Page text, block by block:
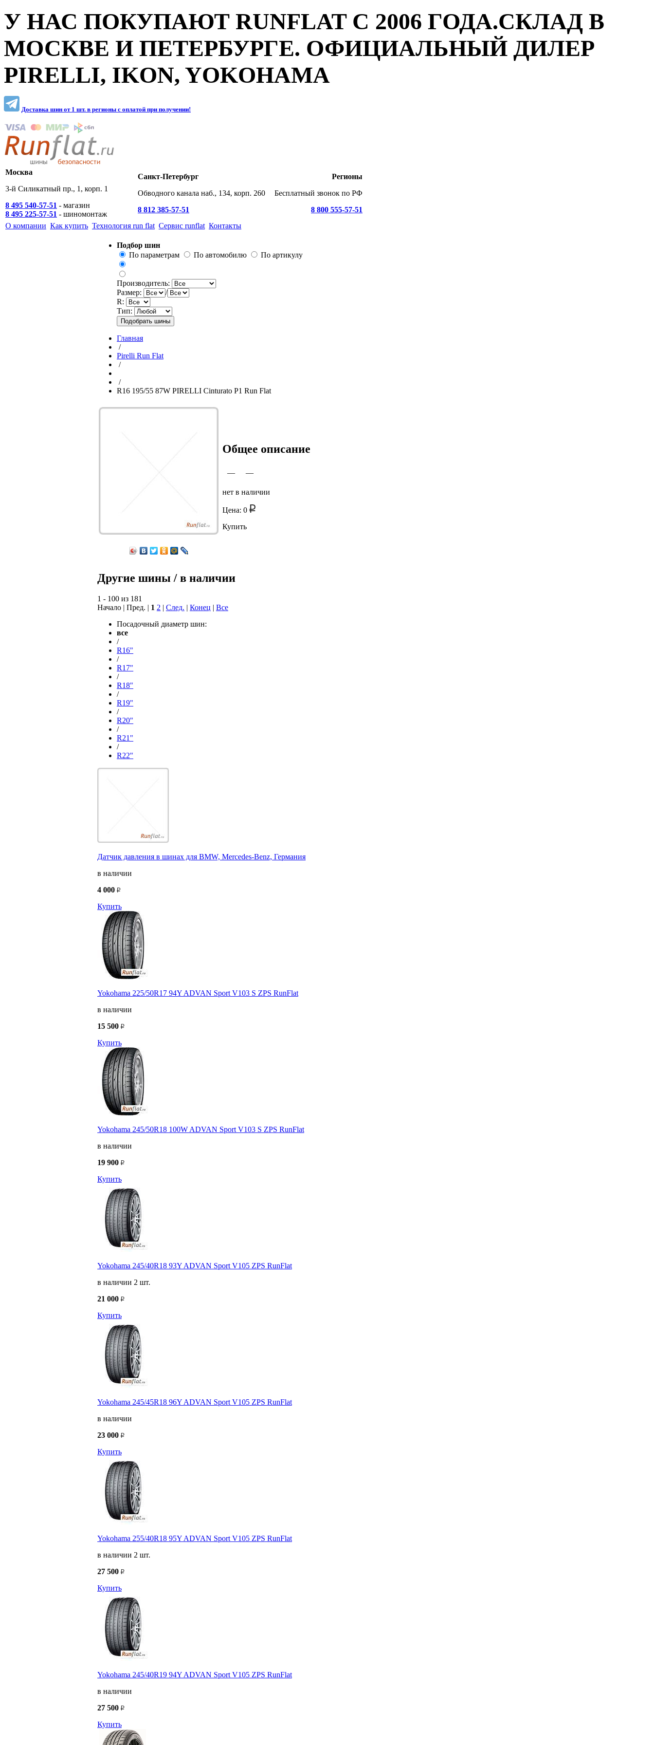
У НАС ПОКУПАЮТ RUNFLAT С 2006 ГОДА.СКЛАД В
МОСКВЕ И ПЕТЕРБУРГЕ. ОФИЦИАЛЬНЫЙ ДИЛЕР
PIRELLI, IKON, YOKOHAMA
Доставка шин от 1 шт. в регионы c оплатой при получении!
Москва
3-й Силикатный пр., 1, корп. 1
8 495 540-57-51 - магазин
8 495 225-57-51 - шиномонтаж
Санкт-Петербург
Обводного канала наб., 134, корп. 260
8 812 385-57-51
Регионы
Бесплатный звонок по РФ
8 800 555-57-51
О компании Как купить Технология run flat Сервис runflat Контакты
Подбор шин
По параметрам
По автомобилю По артикулу
Производитель:
Размер:
/
R:
Тип:
Главная
/
Pirelli Run Flat
/
/
R16 195/55 87W PIRELLI Cinturato P1 Run Flat
Общее описание
— —
нет в наличии
Цена: 0
Купить
Другие шины / в наличии
1 - 100 из 181
Начало | Пред. | 1 2 | След. | Конец | Все
Посадочный диаметр шин:
все
/
R16"
/
R17"
/
R18"
/
R19"
/
R20"
/
R21"
/
R22"
Датчик давления в шинах для BMW, Mercedes-Benz, Германия
в наличии
4 000
Купить
Yokohama 225/50R17 94Y ADVAN Sport V103 S ZPS RunFlat
в наличии
15 500
Купить
Yokohama 245/50R18 100W ADVAN Sport V103 S ZPS RunFlat
в наличии
19 900
Купить
Yokohama 245/40R18 93Y ADVAN Sport V105 ZPS RunFlat
в наличии 2 шт.
21 000
Купить
Yokohama 245/45R18 96Y ADVAN Sport V105 ZPS RunFlat
в наличии
23 000
Купить
Yokohama 255/40R18 95Y ADVAN Sport V105 ZPS RunFlat
в наличии 2 шт.
27 500
Купить
Yokohama 245/40R19 94Y ADVAN Sport V105 ZPS RunFlat
в наличии
27 500
Купить